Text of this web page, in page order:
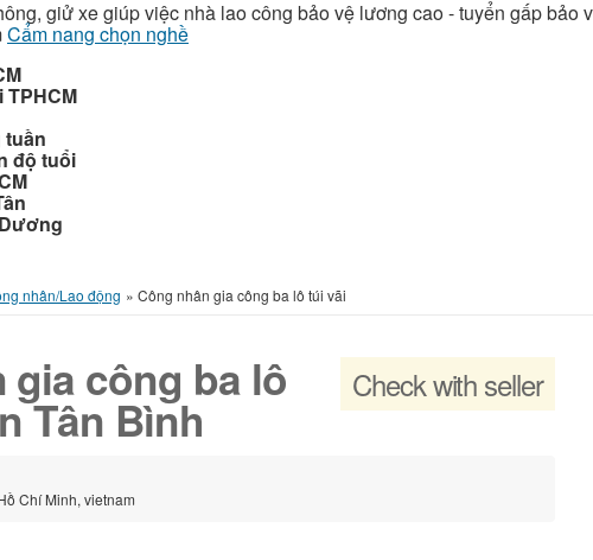
giử xe giúp việc nhà lao công bảo vệ lương cao - tuyển gấp bảo
Cẩm nang chọn nghề
độ tuổi
nhân/Lao động » Công nhân gia công ba lô túi vãi
Check with seller
gia công ba lô
Tân Bình
Chí Minh, vietnam